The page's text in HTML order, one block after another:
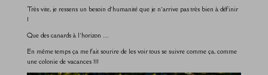
Très vite, je ressens un besoin d’humanité que je n’arrive pas très bien à définir
!
Que des canards à l’horizon …
En même temps ça me fait sourire de les voir tous se suivre comme ça, comme
une colonie de vacances !!!